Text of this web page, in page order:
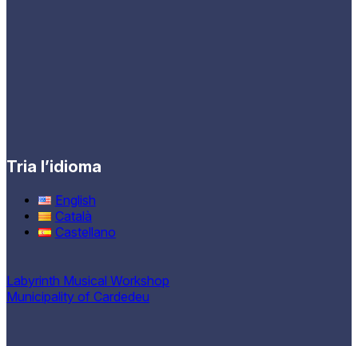
Tria l’idioma
English
Català
Castellano
Labyrinth Musical Workshop
Municipality of Cardedeu